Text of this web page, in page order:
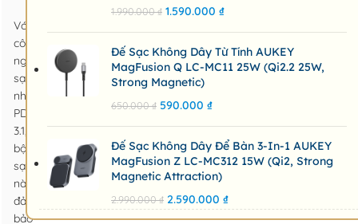
Với
công
nghệ
sạc
nhanh
PD
3.1,
bộ
sạc
này
đảm
bảo
1.990.000₫ 1.590.000 ₫
Đế Sạc Không Dây Từ Tính AUKEY
MagFusion Q LC-MC11 25W (Qi2.2 25W,
Strong Magnetic)
650.000₫ 590.000 ₫
Đế Sạc Không Dây Để Bàn 3-In-1 AUKEY
MagFusion Z LC-MC312 15W (Qi2, Strong
Magnetic Attraction)
2.990.000₫ 2.590.000 ₫